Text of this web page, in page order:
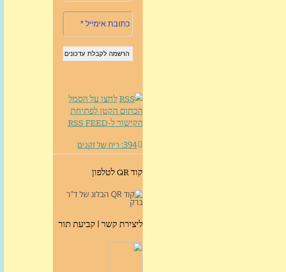
לחצו על הסמל
הכתום הקטן לפתיחת
הקישור ל-RSS FEED
394: ריח של זקנים
קוד QR לטלפון
ליצירת קשר | קביעת תור